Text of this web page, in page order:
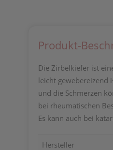
Produkt-
Die Zirbelkiefer ist
leicht gewebereizend
und die Schmerzen
bei rheumatischen
Es kann auch bei
Hersteller